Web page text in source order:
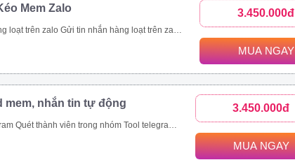
Mem Zalo
bạn thực hiện mục tiêu này. Với tính năng kết bạn zalo này, bạn có thể Kết bạn zalo theo danh sách SĐT có sẵn. Kết bạn zalo hàng loạt theo thành viên nhóm Tăng thành viên nhóm zalo nhanh chóng Mời bạn bè tham gia nhóm zalo theo danh sách bạn bè. Mời bạn bè tham gia nhóm zalo theo số điện thoại có sẵn.
3.450.000đ
MUA NGAY
mem, nhắn tin tự động
viên trong nhóm Tool telegram join nhóm tự động
3.450.000đ
MUA NGAY